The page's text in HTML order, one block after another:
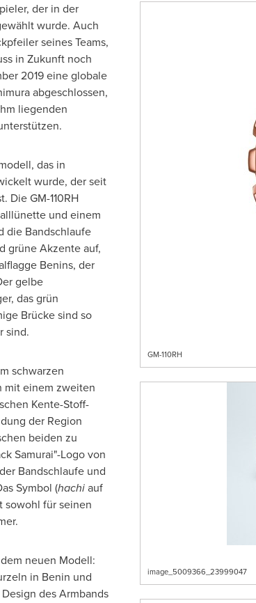
GM-110RH
image_5009366_23999047
der in der
wurde. Auch
seines Teams,
in Zukunft noch
2019eine globale
abgeschlossen,
liegenden
das in
wurde, der seit
Die GM-110RH
und einem
die Bandschlaufe
grüne Akzente auf,
Benins, der
gelbe
das grün
Brücke sind so
sind.
schwarzen
mit einem zweiten
Kente-Stoff-
der Region
beiden zu
Samurai"-Logo von
Bandschlaufe und
Symbol (hachiauf
sowohl für seinen
neuen Modell:
in Benin und
des Armbands